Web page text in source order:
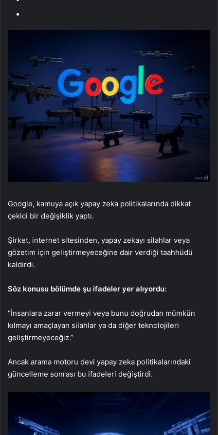
Google, kamuya açık yapay zeka politikalarında dikkat
çekici bir değişiklik yaptı.
Şirket, internet sitesinden, yapay zekayı silahlar veya
gözetim için geliştirmeyeceğine dair verdiği taahhüdü
kaldırdı.
Söz konusu bölümde şu ifadeler yer alıyordu:
“İnsanlara zarar vermeyi veya bunu doğrudan mümkün
kılmayı amaçlayan silahlar ya da diğer teknolojileri
geliştirmeyeceğiz.”
Ancak arama motoru devi yapay zeka politikalarındaki
güncelleme sonrası bu ifadeleri değiştirdi.